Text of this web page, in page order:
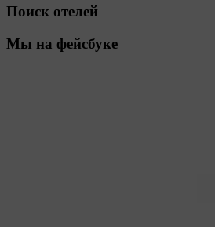
Поиск отелей
Мы на фейсбуке